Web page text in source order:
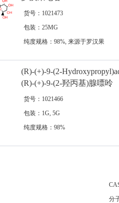
货号：1021473
包装：25MG
纯度规格：98%, 来源于罗汉果
(R)-(+)-9-(2-
(R)-(+)-9-(2-羟丙基)腺嘌呤
货号：1021466
包装：1G, 5G
纯度规格：98%
分